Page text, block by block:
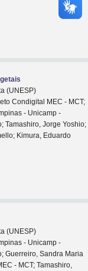
(UNESP)
Condigital MEC - MCT;
- Unicamp -
Tamashiro, Jorge Yoshio;
Kimura, Eduardo
(UNESP)
- Unicamp -
Guerreiro, Sandra Maria
- MCT; Tamashiro,